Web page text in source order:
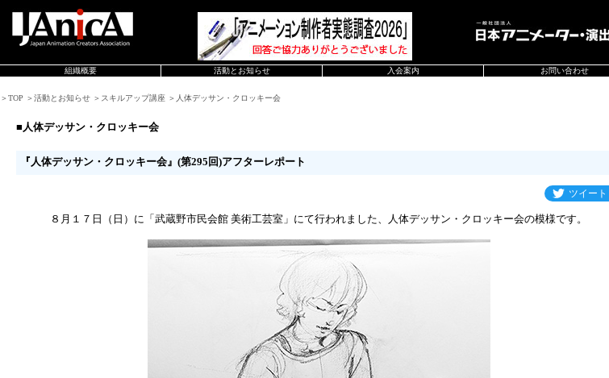
組織概要 活動とお知らせ 入会案内 お問い合わせ
＞TOP ＞活動とお知らせ ＞スキルアップ講座 ＞人体デッサン・クロッキー会
■人体デッサン・クロッキー会
『人体デッサン・クロッキー会』(第295回)アフターレポート
ツイート
８月１７日（日）に「武蔵野市民会館 美術工芸室」にて行われました、人体デッサン・クロッキー会の模様です。